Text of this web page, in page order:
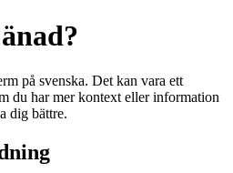
på svenska. Det kan vara ett
du har mer kontext eller information
dig bättre.